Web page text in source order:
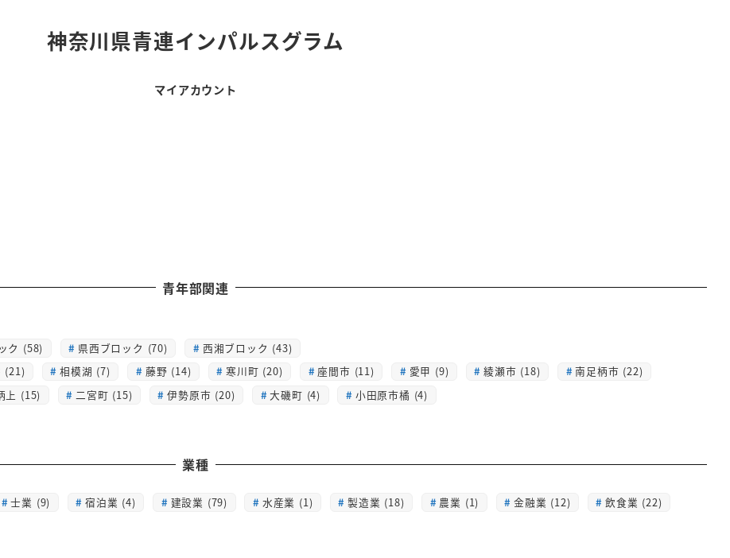
神奈川県青連インパルスグラム
マイアカウント
青年部関連
ク (58) 県西ブロック (70)
西湘ブロック (43)
(21) 相模湖 (7) 藤野 (14) 寒川町 (20) 座間市 (11) 愛甲 (9) 綾瀬市 (18)
南足柄市 (22)
上 (15) 二宮町 (15) 伊勢原市 (20) 大磯町 (4)
小田原市橘 (4)
業種
士業 (9) 宿泊業 (4) 建設業 (79) 水産業 (1) 製造業 (18) 農業 (1) 金融業 (12)
飲食業 (22)